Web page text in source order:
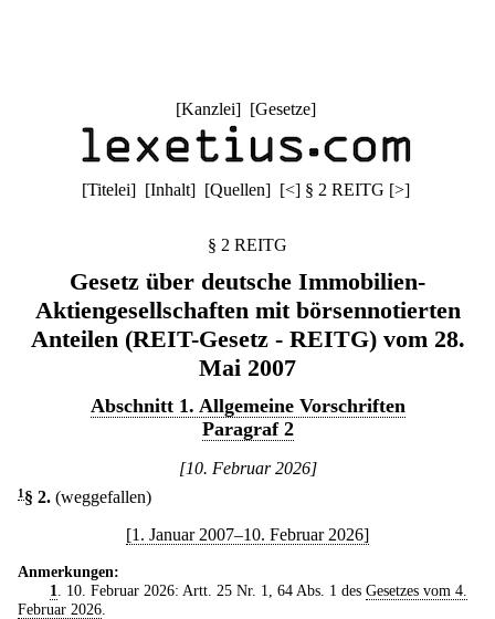
[Kanzlei] [Gesetze]
[Titelei] [Inhalt] [Quellen] [<] § 2 REITG [>]
§ 2 REITG
Gesetz über deutsche Immobilien-
Aktiengesellschaften mit börsennotierten
Anteilen (REIT-Gesetz - REITG) vom 28.
Mai 2007
Abschnitt 1. Allgemeine Vorschriften
Paragraf 2
[10. Februar 2026]
1 § 2. (weggefallen)
[1. Januar 2007–10. Februar 2026]
Anmerkungen:
1
. 10. Februar 2026: Artt. 25 Nr. 1, 64 Abs. 1 des Gesetzes vom 4.
Februar 2026